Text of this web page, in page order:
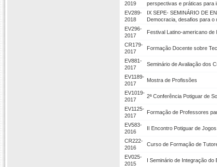
2019
perspectivas e práticas para
EV289-
2018
IX SEPE- SEMINÁRIO DE
Democracia, desafios para o
EV296-
2017
Festival Latino-americano
CR179-
2017
Formação Docente sobre
EV881-
2017
Seminário de Avaliação dos
EV1189-
2017
Mostra de Profissões
EV1019-
2017
2ª Conferência Potiguar de
EV1125-
2017
Formação de Professores
EV583-
2016
II Encontro Potiguar de
CR222-
2016
Curso de Formação de
EV025-
2015
I Seminário de Integração do